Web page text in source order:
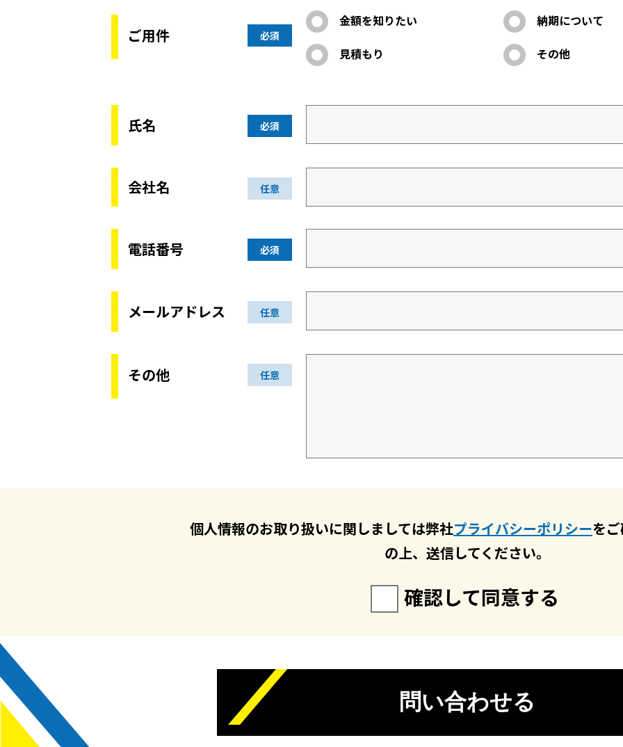
ご用件 必須
金額を知りたい
納期について
見積もり
その他
氏名 必須
会社名 任意
電話番号 必須
メールアドレス 任意
その他 任意
個人情報のお取り扱いに関しましては弊社プライバシーポリシーを
の上、送信してください。
確認して同意する
問い合わせる